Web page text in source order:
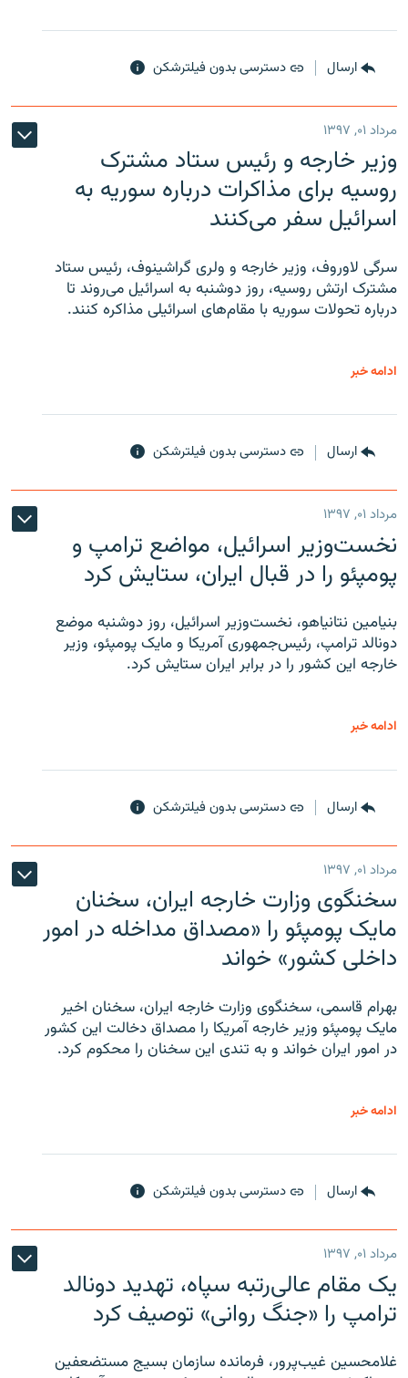
ارسال دسترسی بدون فیلترشکن
مرداد ۰۱, ۱۳۹۷
وزیر خارجه و رئیس‌ ستاد مشترک
روسیه برای مذاکرات درباره سوریه به
اسرائیل سفر می‌کنند
سرگی لاوروف، وزیر خارجه و ولری گراشینوف، رئیس ستاد
مشترک ارتش روسیه، روز دوشنبه به اسرائیل می‌روند تا
درباره تحولات سوریه با مقام‌های اسرائیلی مذاکره کنند.
ادامه خبر
ارسال دسترسی بدون فیلترشکن
مرداد ۰۱, ۱۳۹۷
نخست‌وزیر اسرائیل، مواضع ترامپ و
پومپئو را در قبال ایران، ستایش کرد
بنیامین نتانیاهو، نخست‌وزیر اسرائیل، روز دوشنبه موضع
دونالد ترامپ، رئیس‌جمهوری آمریکا و مایک پومپئو، وزیر
خارجه این کشور را در برابر ایران ستایش کرد.
ادامه خبر
ارسال دسترسی بدون فیلترشکن
مرداد ۰۱, ۱۳۹۷
سخنگوی وزارت خارجه ایران، سخنان
مایک پومپئو را «مصداق مداخله در امور
داخلی کشور» خواند
بهرام قاسمی، سخنگوی وزارت خارجه ایران، سخنان اخیر
مایک پومپئو وزیر خارجه آمریکا را مصداق دخالت این کشور
در امور ایران خواند و به تندی این سخنان را محکوم کرد.
ادامه خبر
ارسال دسترسی بدون فیلترشکن
مرداد ۰۱, ۱۳۹۷
یک مقام عالی‌رتبه سپاه، تهدید دونالد
ترامپ را «جنگ روانی» توصیف کرد
غلامحسین غیب‌پرور، فرمانده سازمان بسیج مستضعفین